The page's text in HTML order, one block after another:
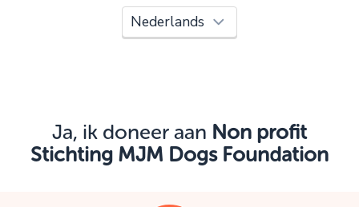
Ja, ik doneer aan Non profit
Stichting MJM Dogs Foundation
Oeps!
OK